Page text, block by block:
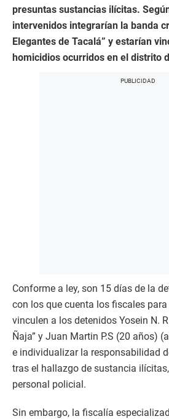
presuntas sustancias ilícitas.
intervenidos integrarían la banda
Elegantes de Tacalá” y estarían
homicidios ocurridos en el distrito
Conforme a ley, son 15 días de la
con los que cuenta los fiscales
vinculen a los detenidos Yosein N.
Ñaja” y Juan Martin P.S (20 años)
e individualizar la responsabilidad
tras el hallazgo de sustancia
personal policial.
Sin embargo, la fiscalía